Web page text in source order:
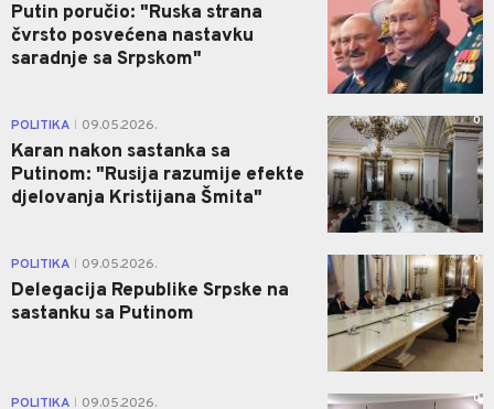
Putin poručio: "Ruska strana
čvrsto posvećena nastavku
saradnje sa Srpskom"
POLITIKA 09.05.2026.
Karan nakon sastanka sa
Putinom: "Rusija razumije efekte
djelovanja Kristijana Šmita"
0
POLITIKA 09.05.2026.
Delegacija Republike Srpske na
sastanku sa Putinom
0
POLITIKA 09.05.2026. 0